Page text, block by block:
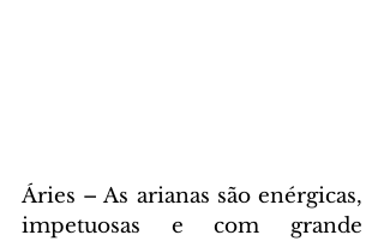
Áries – As arianas são enérgicas,
impetuosas e com grande